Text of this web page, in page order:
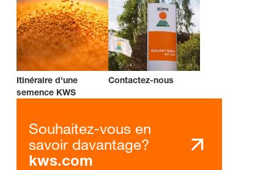
Itinéraire d'une
semence KWS
Contactez-nous
Souhaitez-vous en
savoir davantage?
kws.com